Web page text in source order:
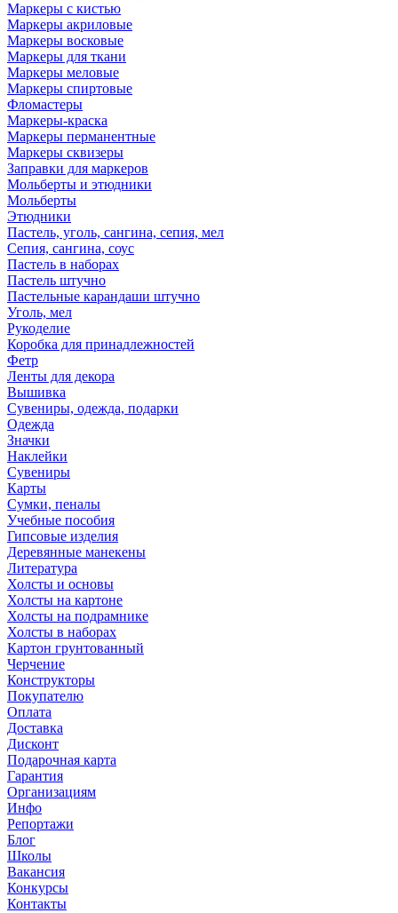
Маркеры с кистью
Маркеры акриловые
Маркеры восковые
Маркеры для ткани
Маркеры меловые
Маркеры спиртовые
Фломастеры
Маркеры-краска
Маркеры перманентные
Маркеры сквизеры
Заправки для маркеров
Мольберты и этюдники
Мольберты
Этюдники
Пастель, уголь, сангина, сепия, мел
Сепия, сангина, соус
Пастель в наборах
Пастель штучно
Пастельные карандаши штучно
Уголь, мел
Рукоделие
Коробка для принадлежностей
Фетр
Ленты для декора
Вышивка
Сувениры, одежда, подарки
Одежда
Значки
Наклейки
Сувениры
Карты
Сумки, пеналы
Учебные пособия
Гипсовые изделия
Деревянные манекены
Литература
Холсты и основы
Холсты на картоне
Холсты на подрамнике
Холсты в наборах
Картон грунтованный
Черчение
Конструкторы
Покупателю
Оплата
Доставка
Дисконт
Подарочная карта
Гарантия
Организациям
Инфо
Репортажи
Блог
Школы
Вакансия
Конкурсы
Контакты